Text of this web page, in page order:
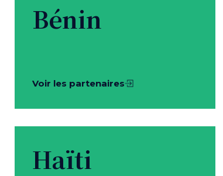
Bénin
Voir les partenaires
Haïti